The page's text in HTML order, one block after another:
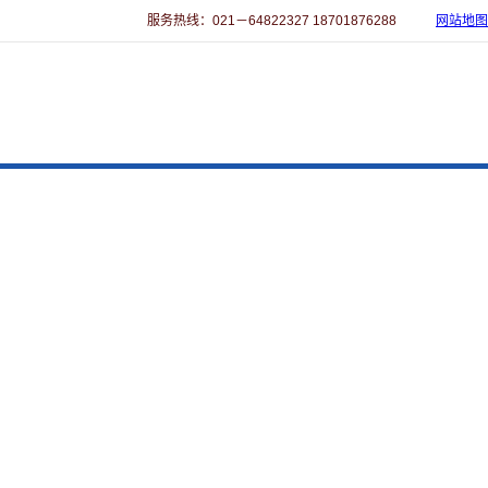
服务热线：021－64822327 18701876288 网站地图